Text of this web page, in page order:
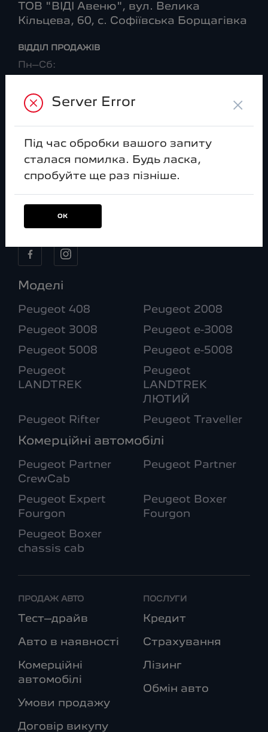
ТОВ "ВІДІ Авеню", вул. Велика
Кільцева, 60, с. Софіївська Борщагівка
ВІДДІЛ ПРОДАЖІВ
Пн–Сб:
Нд:
09:00-18:00
08:00-20:00
МИ В СОЦ. МЕРЕЖАХ
Моделі
Peugeot 408 Peugeot 2008
Peugeot 3008 Peugeot e-3008
Peugeot 5008 Peugeot e-5008
Peugeot
LANDTREK
Peugeot
LANDTREK
ЛЮТИЙ
Peugeot Rifter Peugeot Traveller
Комерційні автомобілі
Peugeot Partner
CrewCab
Peugeot Partner
Peugeot Expert
Fourgon
Peugeot Boxer
Fourgon
Peugeot Boxer
chassis cab
ПРОДАЖ АВТО
Тест–драйв
Авто в наявності
Комерційні
автомобілі
Умови продажу
Договір викупу
ПОСЛУГИ
Кредит
Страхування
Лізинг
Обмін авто
Server Error ×
Під час обробки вашого запиту
сталася помилка. Будь ласка,
спробуйте ще раз пізніше.
ОК